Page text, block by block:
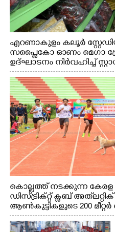
എറണാകുളം കലൂർ
സപ്ളൈകോ ഓണം മെഗാ
ഉദ്ഘാടനം നിർവഹിച്ച്
വി.ഡി. സതീശൻ. മന്ത്രി
കൊല്ലത്ത് നടക്കുന്ന
ഡിസ്ട്രിക്റ്റ് ക്ലബ്
ആൺകുട്ടികളുടെ 200
മത്സരത്തിനിടെ
നായകൾ.